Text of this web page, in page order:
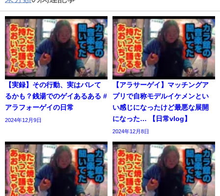
【実録】その行動、実はバレて
るかも？銭湯でのゲイあるある #
アラフォーゲイの日常
2024年12月9日
【アラサーゲイ】マッチングア
プリで自称モデルイケメンとい
い感じになったけど最悪な展開
になった… 【日常vlog】
2024年12月8日